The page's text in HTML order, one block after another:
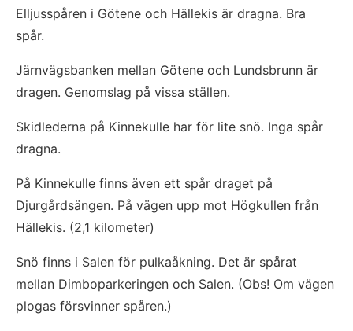
Elljusspåren i Götene och Hällekis är dragna. Bra
spår.
Järnvägsbanken mellan Götene och Lundsbrunn är
dragen. Genomslag på vissa ställen.
Skidlederna på Kinnekulle har för lite snö. Inga spår
dragna.
På Kinnekulle finns även ett spår draget på
Djurgårdsängen. På vägen upp mot Högkullen från
Hällekis. (2,1 kilometer)
Snö finns i Salen för pulkaåkning. Det är spårat
mellan Dimboparkeringen och Salen. (Obs! Om vägen
plogas försvinner spåren.)